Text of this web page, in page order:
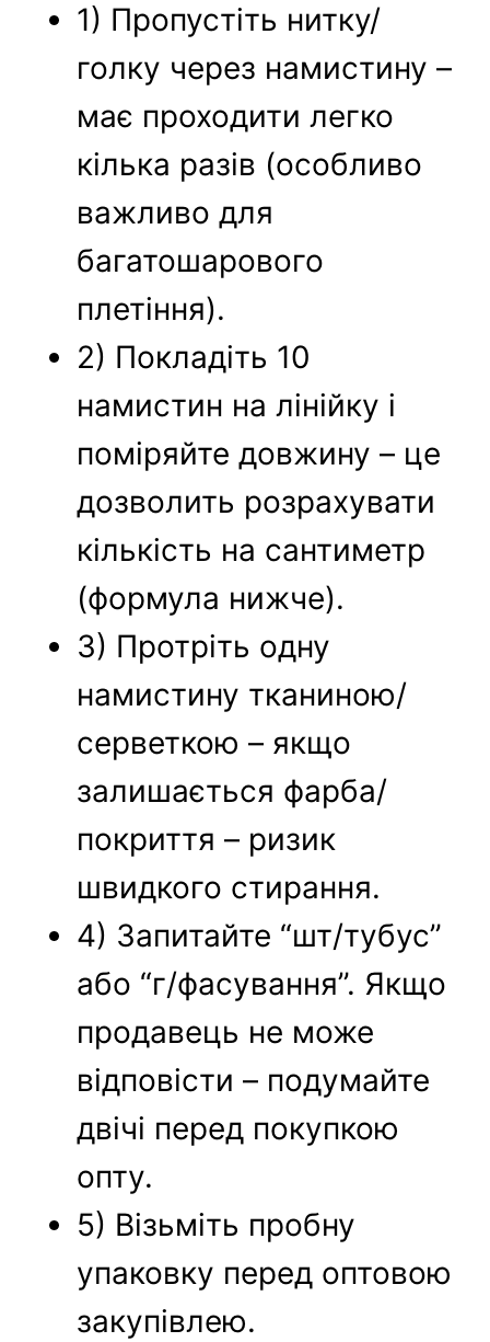
1) Пропустіть нитку/
голку через намистину –
має проходити легко
кілька разів (особливо
важливо для
багатошарового
плетіння).
2) Покладіть 10
намистин на лінійку і
поміряйте довжину – це
дозволить розрахувати
кількість на сантиметр
(формула нижче).
3) Протріть одну
намистину тканиною/
серветкою – якщо
залишається фарба/
покриття – ризик
швидкого стирання.
4) Запитайте “шт/тубус”
або “г/фасування”. Якщо
продавець не може
відповісти – подумайте
двічі перед покупкою
опту.
5) Візьміть пробну
упаковку перед оптовою
закупівлею.